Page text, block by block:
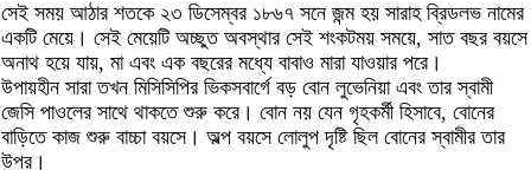
সেই সময় আঠার শতকে ২৩ ডিসেম্বর ১৮৬৭ সনে জন্ম হয় সারাহ ব্রিডলভ নামের
একটি মেয়ে। সেই মেয়েটি অচ্ছুত অবস্থার সেই শংকটময় সময়ে, সাত বছর বয়সে
অনাথ হয়ে যায়, মা এবং এক বছরের মধ্যে বাবাও মারা যাওয়ার পরে।
উপায়হীন সারা তখন মিসিসিপির ভিকসবার্গে বড় বোন লুভেনিয়া এবং তার স্বামী
জেসি পাওলের সাথে থাকতে শুরু করে। বোন নয় যেন গৃহকর্মী হিসাবে, বোনের
বাড়িতে কাজ শুরু বাচ্চা বয়সে। অল্প বয়সে লোলুপ দৃষ্টি ছিল বোনের স্বামীর তার
উপর।